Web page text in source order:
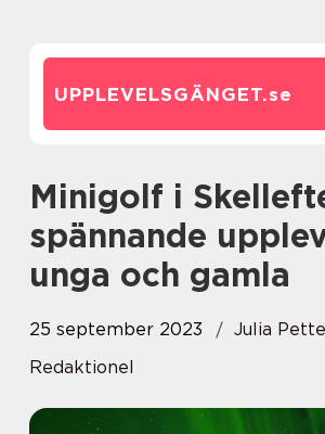
UPPLEVELSGÄNGET.se
Minigolf i Skellefteå: En
spännande
unga och gamla
25 september 2023
Julia
Redaktionel